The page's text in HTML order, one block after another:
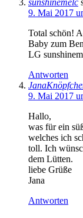
sunshinemelc
9. Mai 2017
Total schön!
Baby zum
LG
Antworten
9. Mai 2017
Hallo,
was für ein
welches ich
toll. Ich
dem Lütten.
liebe Grüße
Jana
Antworten